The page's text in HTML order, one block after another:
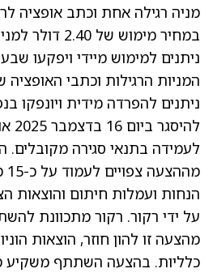
מניה רגילה אחת וכתב אופציה
במחיר מימוש של
ניתנים למימוש מיידי ויפקעו
המניות הרגילות וכתבי
ניתנים להפרדה מידית ויונפקו
לעמידה בתנאי סגירה מקובלים.
הנחות ועמלות חיתום והוצאות
על ידי רקור. רקור מתכוונת
מהצעה זו להון חוזר, הוצאות